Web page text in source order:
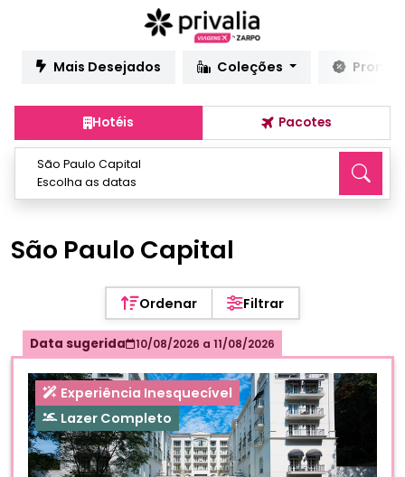
Mais Desejados Coleções
Hotéis Pacotes
São Paulo Capital
Escolha as datas
São Paulo Capital
Ordenar Filtrar
Data sugerida 10/08/2026 a 11/08/2026
Experiência Inesquecível
Lazer Completo